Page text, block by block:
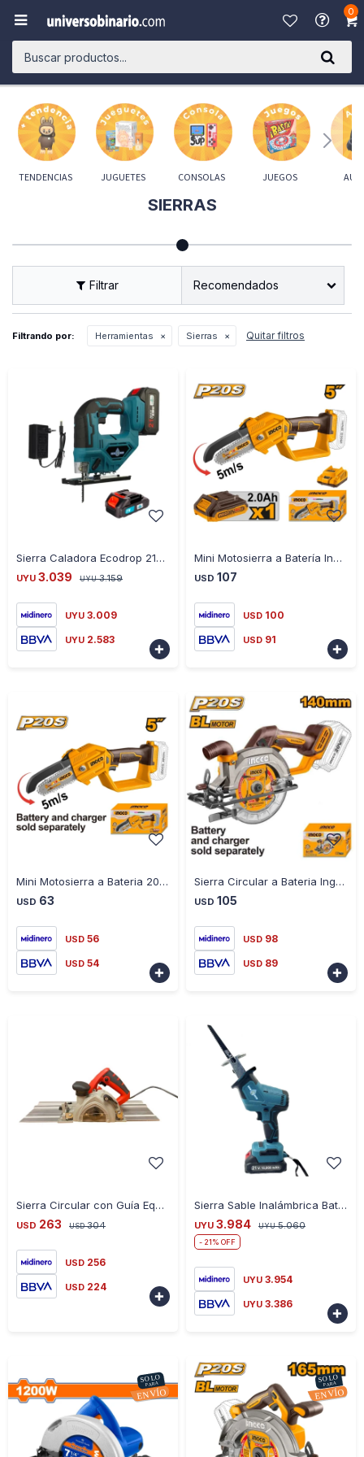
0

TENDENCIAS JUGUETES CONSOLAS JUEGOS
SIERRAS
Recomendados
Filtrando por: Herramientas Sierras Quitar filtros
Sierra Caladora Ecodrop 21V Bl
UYU 3.039 UYU 3.159
UYU 3.009
UYU 2.583

Mini Motosierra a Batería Ingco CGSLI20581 20V 5 P20S
USD 107
USD 100
USD 91

Mini Motosierra a Bateria 20V 5" P20S Ingco CGSLI2058 S/bat S/carg
USD 63
USD 56
USD 54

Sierra Circular a Bateria Ingco CSLI140 20V 140MM BLS
USD 105
USD 98
USD 89

Sierra Circular con Guía Equus KE125A 1.5 M 1400W Bolso
USD 263 USD 304
USD 256
USD 224

Sierra Sable Inalámbrica Batería 21V Corta Metal Pvc Etc
UYU 3.984 UYU 5.060
21
UYU 3.954
UYU 3.386
